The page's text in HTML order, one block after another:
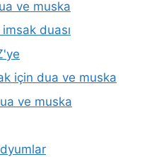
ve muska
duası
için dua ve muska
ve muska